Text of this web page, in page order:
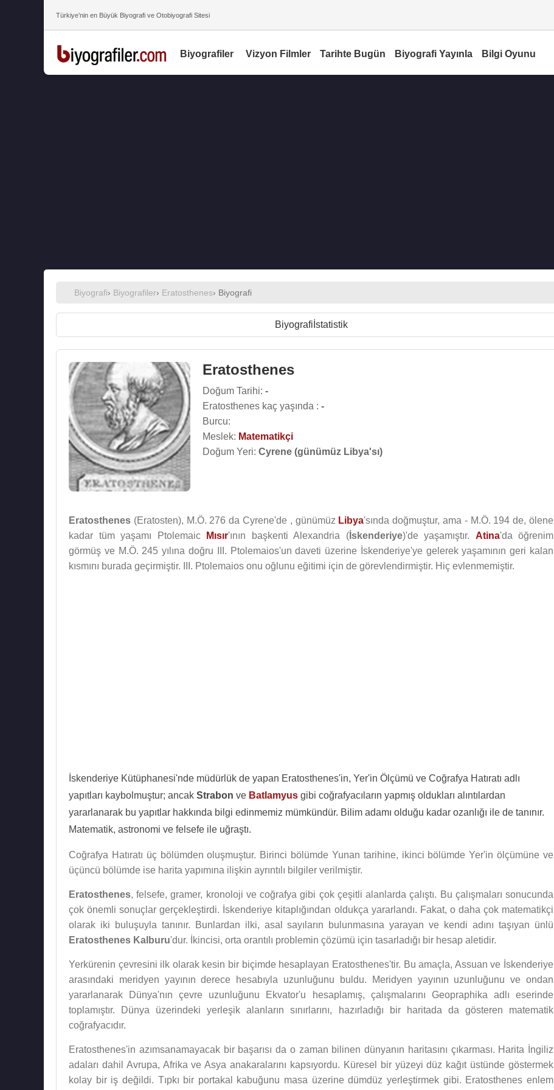
Türkiye’nin en Büyük Biyografi ve Otobiyografi Sitesi
Biyografiler Vizyon Filmler Tarihte Bugün Biyografi Yayınla Bilgi Oyunu
Biyografi› Biyografiler› Eratosthenes› Biyografi
Biyografi İstatistik
Eratosthenes
Doğum Tarihi: -
Eratosthenes kaç yaşında : -
Burcu:
Meslek: Matematikçi
Doğum Yeri: Cyrene (günümüz Libya'sı)
Eratosthenes (Eratosten), M.Ö. 276 da Cyrene'de , günümüz Libya'sında doğmuştur, ama - M.Ö. 194 de, ölene
kadar tüm yaşamı Ptolemaic
Mısır'ının başkenti Alexandria (İskenderiye)'de yaşamıştır. Atina'da öğrenim
görmüş ve M.Ö. 245 yılına doğru III. Ptolemaios'un daveti üzerine İskenderiye'ye gelerek yaşamının geri kalan
kısmını burada geçirmiştir. III. Ptolemaios onu oğlunu eğitimi için de görevlendirmiştir. Hiç evlenmemiştir.
İskenderiye Kütüphanesi'nde müdürlük de yapan Eratosthenes'in, Yer'in Ölçümü ve Coğrafya Hatıratı adlı
yapıtları kaybolmuştur; ancak Strabon ve Batlamyus gibi coğrafyacıların yapmış oldukları alıntılardan
yararlanarak bu yapıtlar hakkında bilgi edinmemiz mümkündür. Bilim adamı olduğu kadar ozanlığı ile de tanınır.
Matematik, astronomi ve felsefe ile uğraştı.
Coğrafya Hatıratı üç bölümden oluşmuştur. Birinci bölümde Yunan tarihine, ikinci bölümde Yer'in ölçümüne ve
üçüncü bölümde ise harita yapımına ilişkin ayrıntılı bilgiler verilmiştir.
Eratosthenes, felsefe, gramer, kronoloji ve coğrafya gibi çok çeşitli alanlarda çalıştı. Bu çalışmaları sonucunda
çok önemli sonuçlar gerçekleştirdi. İskenderiye kitaplığından oldukça yararlandı. Fakat, o daha çok matematikçi
olarak iki buluşuyla tanınır. Bunlardan ilki, asal sayıların bulunmasına yarayan ve kendi adını taşıyan ünlü
Eratosthenes Kalburu'dur. İkincisi, orta orantılı problemin çözümü için tasarladığı bir hesap aletidir.
Yerkürenin çevresini ilk olarak kesin bir biçimde hesaplayan Eratosthenes'tir. Bu amaçla, Assuan ve İskenderiye
arasındaki meridyen yayının derece hesabıyla uzunluğunu buldu. Meridyen yayının uzunluğunu ve ondan
yararlanarak Dünya'nın çevre uzunluğunu Ekvator'u hesaplamış, çalışmalarını Geopraphika adlı eserinde
toplamıştır. Dünya üzerindeki yerleşik alanların sınırlarını, hazırladığı bir haritada da gösteren matematik
coğrafyacıdır.
Eratosthenes'in azımsanamayacak bir başarısı da o zaman bilinen dünyanın haritasını çıkarması. Harita İngiliz
adaları dahil Avrupa, Afrika ve Asya anakaralarını kapsıyordu. Küresel bir yüzeyi düz kağıt üstünde göstermek
kolay bir iş değildi. Tıpkı bir portakal kabuğunu masa üzerine dümdüz yerleştirmek gibi. Eratosthenes enlem